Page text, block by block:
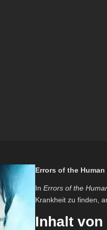
Errors of the
In Errors of the
Krankheit zu finden,
Inhalt von